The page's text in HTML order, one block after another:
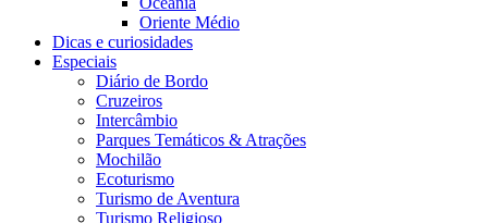
Oriente Médio
Dicas e curiosidades
Especiais
Diário de Bordo
Cruzeiros
Intercâmbio
Parques Temáticos & Atrações
Mochilão
Ecoturismo
Turismo de Aventura
Turismo Religioso